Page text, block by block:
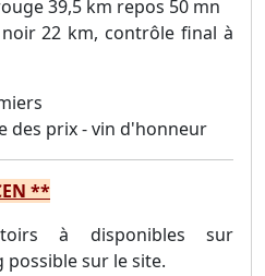
39,5 km repos 50 mn
22 km, contrôle final à
des prix - vin d'honneur
**
à disponibles sur
sur le site.